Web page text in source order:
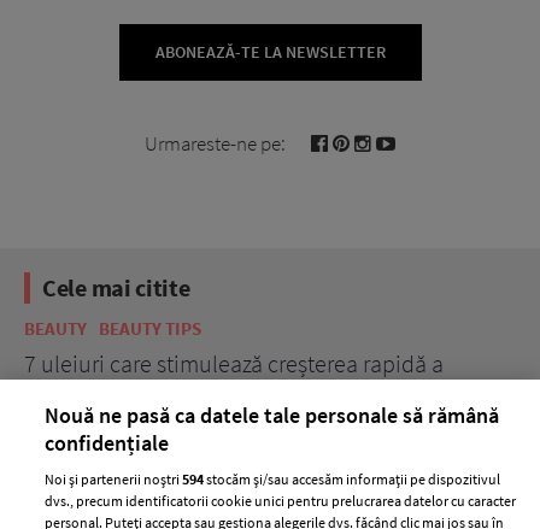
ABONEAZĂ-TE LA NEWSLETTER
Urmareste-ne pe:
Cele mai citite
BEAUTY BEAUTY TIPS
7 uleiuri care stimulează creșterea rapidă a
Nouă ne pasă ca datele tale personale să rămână
confidențiale
Noi și partenerii noștri594stocăm și/sau accesăm informații pe dispozitivul
dvs., precum identificatorii cookie unici pentru prelucrarea datelor cu caracter
personal. Puteți accepta sau gestiona alegerile dvs. făcând clic mai jos sau în